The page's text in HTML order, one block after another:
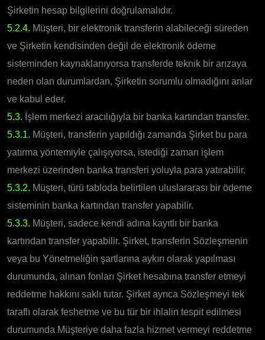
Şirketin hesap bilgilerini doğrulamalıdır.
5.2.4. Müşteri, bir elektronik transferin alabileceği süreden
ve Şirketin kendisinden değil de elektronik ödeme
sisteminden kaynaklanıyorsa transferde teknik bir arızaya
neden olan durumlardan, Şirketin sorumlu olmadığını anlar
ve kabul eder.
5.3. İşlem merkezi aracılığıyla bir banka kartından transfer.
5.3.1. Müşteri, transferin yapıldığı zamanda Şirket bu para
yatırma yöntemiyle çalışıyorsa, istediği zaman işlem
merkezi üzerinden banka transferi yoluyla para yatırabilir.
5.3.2. Müşteri, türü tabloda belirtilen uluslararası bir ödeme
sisteminin banka kartından transfer yapabilir.
5.3.3. Müşteri, sadece kendi adına kayıtlı bir banka
kartından transfer yapabilir. Şirket, transferin Sözleşmenin
veya bu Yönetmeliğin şartlarına aykırı olarak yapılması
durumunda, alınan fonları Şirket hesabına transfer etmeyi
reddetme hakkını saklı tutar. Şirket ayrıca Sözleşmeyi tek
taraflı olarak feshetme ve bu tür bir ihlalin tespit edilmesi
durumunda Müşteriye daha fazla hizmet vermeyi reddetme